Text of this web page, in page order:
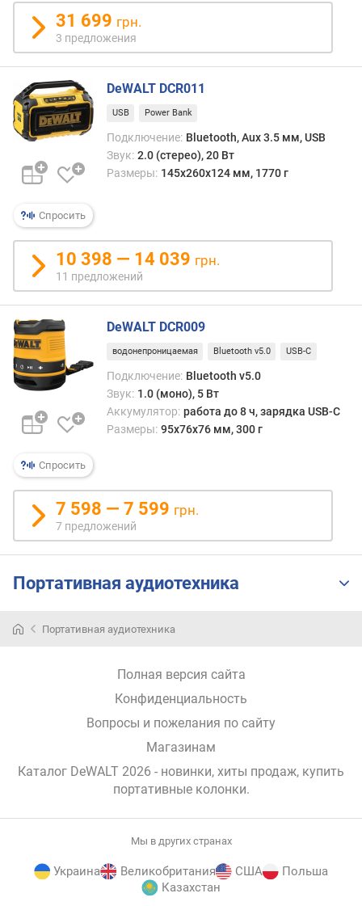
х
д
е
ш
е
в
м
о
о
з
а
м
п
о
а
т
д
о
б
а
в
л
н
я
е
р
31 699 грн.
3 предложения
Спросить
DeWALT DCR011
USB Power Bank
Подключение: Bluetooth, Aux 3.5 мм, USB
Звук: 2.0 (стерео), 20 Вт
Размеры: 145x260x124 мм, 1770 г
10 398 — 14 039 грн.
11 предложений
Спросить
DeWALT DCR009
водонепроницаемая Bluetooth v5.0 USB-C
Подключение: Bluetooth v5.0
Звук: 1.0 (моно), 5 Вт
Аккумулятор: работа до 8 ч, зарядка USB-C
Размеры: 95x76x76 мм, 300 г
7 598 — 7 599 грн.
7 предложений
Портативная аудиотехника
Портативная аудиотехника
Полная версия сайта
Конфиденциальность
Вопросы и пожелания по сайту
Магазинам
Каталог DeWALT 2026 - новинки, хиты продаж, купить
портативные колонки.
Мы в других странах
Украина Великобритания США
Польша
Казахстан